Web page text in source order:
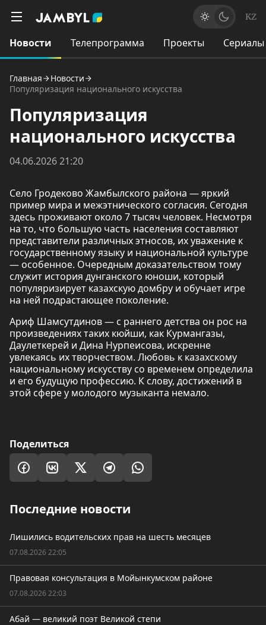
KZ
Новости Телепрограмма Проекты Сериалы
Главная
Новости
Популяризация национального искусства
Популяризация
национального искусства
04.06.2026 21:20
Село Гродеково Жамбылского района — яркий
пример мира и межэтнического согласия. Сегодня
здесь проживают около 7 тысяч человек. Несмотря
на то, что большую часть населения составляют
представители различных этносов, их уважение к
государственному языку и национальной культуре
— особенное. Очередным доказательством тому
служит история дунганского юноши, который
популяризирует казахскую домбру и обучает игре
на ней подрастающее поколение.
Ариф Шамсутдинов — с раннего детства он рос на
произведениях таких кюйши, как Курмангазы,
Даулеткерей и Дина Нурпеисова, искренне
увлекаясь их творчеством. Любовь к казахскому
национальному искусству со временем определила
и его будущую профессию. К слову, достижений в
этой сфере у молодого музыканта немало.
Поделиться
Последние новости
Лишились водительских прав на шесть месяцев
07.08.2026 22:05
Правовая консультация в Мойынкумском районе
07.08.2026 22:03
Абай — великий поэт Великой степи